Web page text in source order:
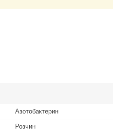
Азотобактерин
Розчин